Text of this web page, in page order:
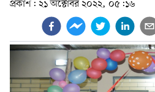
প্রকাশ: ২১ অক্টোবর ২০২২, ০৫:১৬